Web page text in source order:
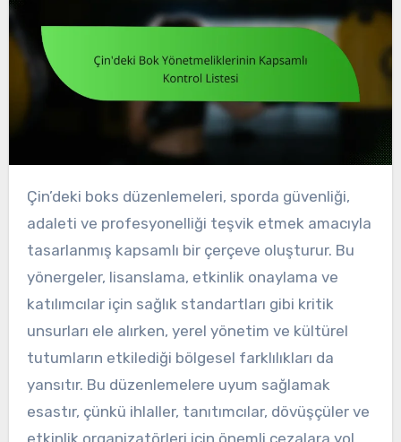
Çin’deki boks düzenlemeleri, sporda güvenliği,
adaleti ve profesyonelliği teşvik etmek amacıyla
tasarlanmış kapsamlı bir çerçeve oluşturur. Bu
yönergeler, lisanslama, etkinlik onaylama ve
katılımcılar için sağlık standartları gibi kritik
unsurları ele alırken, yerel yönetim ve kültürel
tutumların etkilediği bölgesel farklılıkları da
yansıtır. Bu düzenlemelere uyum sağlamak
esastır, çünkü ihlaller, tanıtımcılar, dövüşçüler ve